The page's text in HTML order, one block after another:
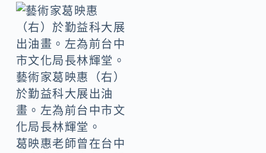
藝術家葛映惠（右）
於勤益科大展出油
畫。左為前台中市文
化局長林輝堂。
葛映惠老師曾在台中